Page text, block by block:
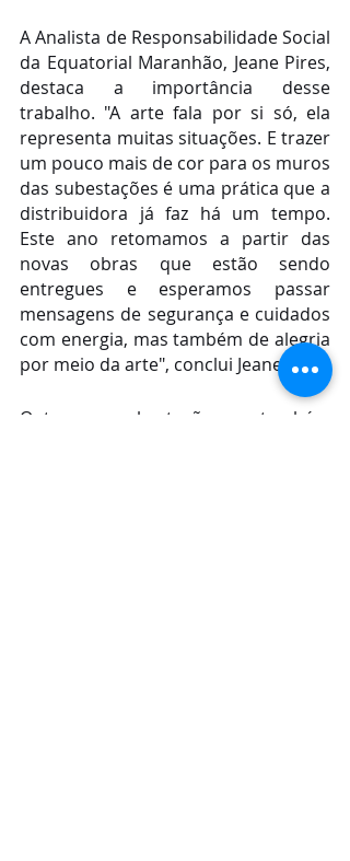
A Analista de Responsabilidade Social
da Equatorial Maranhão, Jeane Pires,
destaca a importância desse
trabalho. "A arte fala por si só, ela
representa muitas situações. E trazer
um pouco mais de cor para os muros
das subestações é uma prática que a
distribuidora já faz há um tempo.
Este ano retomamos a partir das
novas obras que estão sendo
entregues e esperamos passar
mensagens de segurança e cuidados
com energia, mas também de alegria
por meio da arte", conclui Jeane.
Outras subestações também